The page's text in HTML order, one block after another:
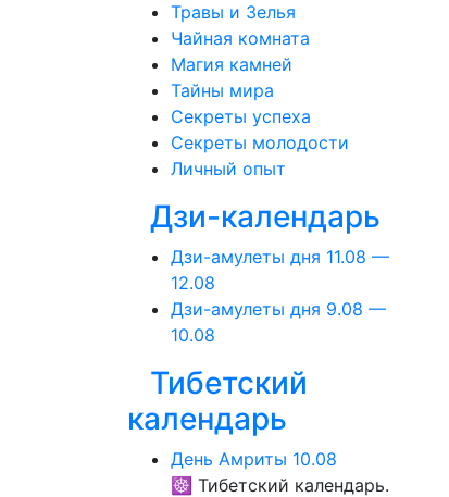
Травы и Зелья
Чайная комната
Магия камней
Тайны мира
Секреты успеха
Секреты молодости
Личный опыт
Дзи-календарь
Дзи-амулеты дня 11.08 —
12.08
Дзи-амулеты дня 9.08 —
10.08
Тибетский
календарь
День Амриты 10.08
☸ Тибетский календарь.